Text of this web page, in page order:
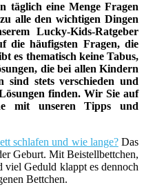
täglich eine Menge Fragen
alle den wichtigen Dingen
Lucky-Kids-Ratgeber
die häufigsten Fragen, die
es thematisch keine Tabus,
die bei allen Kindern
stets verschieden und
finden. Wir Sie auf
mit unseren Tipps und
schlafen und wie lange?Das
Geburt. Mit Beistellbettchen,
viel Geduld klappt es dennoch
Bettchen.